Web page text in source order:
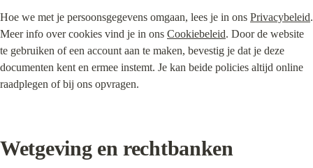
Hoe we met je persoonsgegevens omgaan, lees je in ons Privacybeleid.
Meer info over cookies vind je in ons Cookiebeleid. Door de website
te gebruiken of een account aan te maken, bevestig je dat je deze
documenten kent en ermee instemt. Je kan beide policies altijd online
raadplegen of bij ons opvragen.
Wetgeving en rechtbanken